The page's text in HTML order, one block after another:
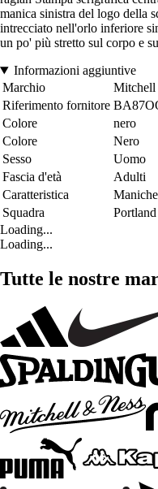
manica sinistra del logo della
intrecciato nell'orlo inferiore
un po' più stretto sul corpo e
Informazioni aggiuntive
Marchio
Mitchell
Riferimento fornitore
Colore
nero
Colore
Nero
Sesso
Uomo
Fascia d'età
Adulti
Caratteristica
Squadra
Loading...
Loading...
Tutte le nostre